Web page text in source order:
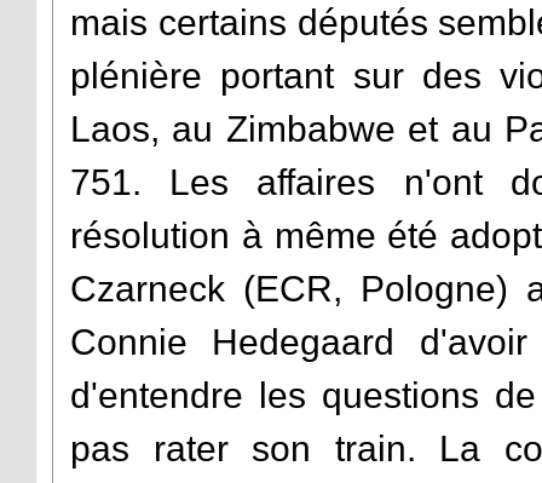
mais certains députés
plénière portant sur des
Laos, au Zimbabwe et au
751. Les affaires n'ont
résolution à même été
Czarneck (ECR, Pologne)
Connie Hedegaard
d'entendre les questions
pas rater son train. La